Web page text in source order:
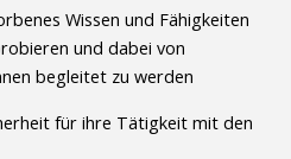
Wissen und Fähigkeiten
und dabei von
begleitet zu werden
für ihre Tätigkeit mit den